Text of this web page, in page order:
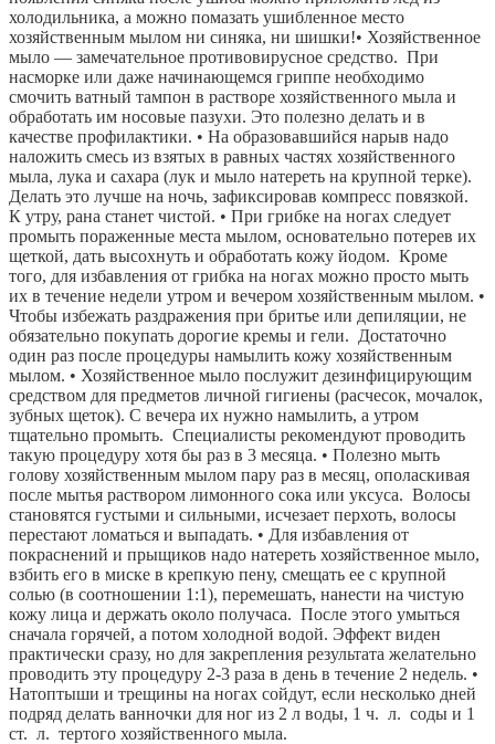
холодильника, а можно помазать ушибленное место
хозяйственным мылом ни синяка, ни шишки!• Хозяйственное
мыло — замечательное противовирусное средство.  При
насморке или даже начинающемся гриппе необходимо
смочить ватный тампон в растворе хозяйственного мыла и
обработать им носовые пазухи. Это полезно делать и в
качестве профилактики. • На образовавшийся нарыв надо
наложить смесь из взятых в равных частях хозяйственного
мыла, лука и сахара (лук и мыло натереть на крупной терке).
Делать это лучше на ночь, зафиксировав компресс повязкой.
К утру, рана станет чистой. • При грибке на ногах следует
промыть пораженные места мылом, основательно потерев их
щеткой, дать высохнуть и обработать кожу йодом.  Кроме
того, для избавления от грибка на ногах можно просто мыть
их в течение недели утром и вечером хозяйственным мылом. •
Чтобы избежать раздражения при бритье или депиляции, не
обязательно покупать дорогие кремы и гели.  Достаточно
один раз после процедуры намылить кожу хозяйственным
мылом. • Хозяйственное мыло послужит дезинфицирующим
средством для предметов личной гигиены (расчесок, мочалок,
зубных щеток). С вечера их нужно намылить, а утром
тщательно промыть.  Специалисты рекомендуют проводить
такую процедуру хотя бы раз в 3 месяца. • Полезно мыть
голову хозяйственным мылом пару раз в месяц, ополаскивая
после мытья раствором лимонного сока или уксуса.  Волосы
становятся густыми и сильными, исчезает перхоть, волосы
перестают ломаться и выпадать. • Для избавления от
покраснений и прыщиков надо натереть хозяйственное мыло,
взбить его в миске в крепкую пену, смещать ее с крупной
солью (в соотношении 1:1), перемешать, нанести на чистую
кожу лица и держать около получаса.  После этого умыться
сначала горячей, а потом холодной водой. Эффект виден
практически сразу, но для закрепления результата желательно
проводить эту процедуру 2-3 раза в день в течение 2 недель. •
Натоптыши и трещины на ногах сойдут, если несколько дней
подряд делать ванночки для ног из 2 л воды, 1 ч.  л.  соды и 1
ст.  л.  тертого хозяйственного мыла.